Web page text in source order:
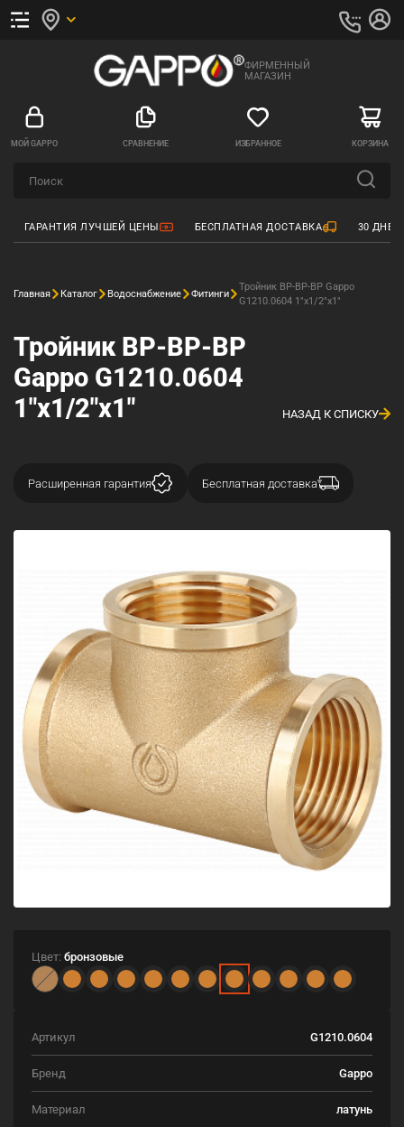
ФИРМЕННЫЙ
МАГАЗИН
МОЙ GAPPO СРАВНЕНИЕ ИЗБРАННОЕ КОРЗИНА
ГАРАНТИЯ ЛУЧШЕЙ ЦЕНЫ БЕСПЛАТНАЯ ДОСТАВКА 30
Главная Каталог Водоснабжение Фитинги
Тройник ВР-ВР-ВР Gappo
G1210.0604 1"x1/2"x1"
Тройник ВР-ВР-ВР
Gappo G1210.0604
1"x1/2"x1"
НАЗАД К СПИСКУ
Расширенная гарантия Бесплатная доставка
Цвет: бронзовые
Артикул G1210.0604
Бренд Gappo
Материал латунь